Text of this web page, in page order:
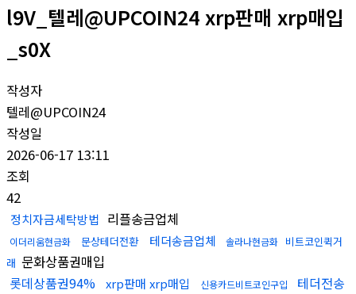
l9V_텔레@UPCOIN24 xrp판매 xrp매입
_s0X
작성자
텔레@UPCOIN24
작성일
2026-06-17 13:11
조회
42
정치자금세탁방법 리플송금업체
이더리움현금화 문상테더전환 테더송금업체 솔라나현금화 비트코인퀵거
래 문화상품권매입
롯데상품권94%
xrp판매 xrp매입 신용카드비트코인구입
테더전송